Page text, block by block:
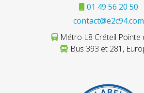
01 49 56 20 50
contact@e2c94.com
Métro L8 Créteil Pointe
Bus 393 et 281,